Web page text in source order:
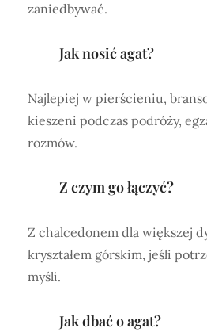
zaniedbywać.
Jak nosić agat?
Najlepiej w pierścieniu,
kieszeni podczas podróży,
rozmów.
Z czym go łączyć?
Z chalcedonem dla większej
kryształem górskim, jeśli
myśli.
Jak dbać o agat?